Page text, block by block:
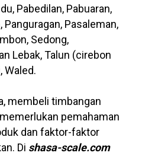
Pabedilan, Pabuaran,
Panguragan, Pasaleman,
Sedong,
Lebak, Talun (cirebon
Waled.
membeli timbangan
pemahaman
dan faktor-faktor
Di shasa-scale.com